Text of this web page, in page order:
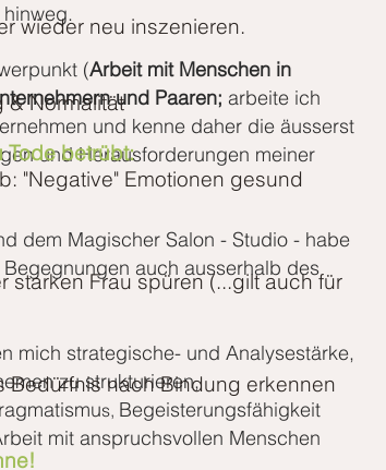
(Arbeit mit Menschen in
und Paaren; arbeite ich
und kenne daher die äusserst
und Herausforderungen meiner
dem Magischer Salon - Studio - habe
auch ausserhalb des
mich strategische- und Analysestärke,
zu strukturieren,
s, Begeisterungsfähigkeit
mit anspruchsvollen Menschen
wieder neu inszenieren.
& Normalität
Tode betrübt:
"Negative" Emotionen gesund
starken Frauspüren (...gilt auch für
Bedürfnis nach Bindung erkennen